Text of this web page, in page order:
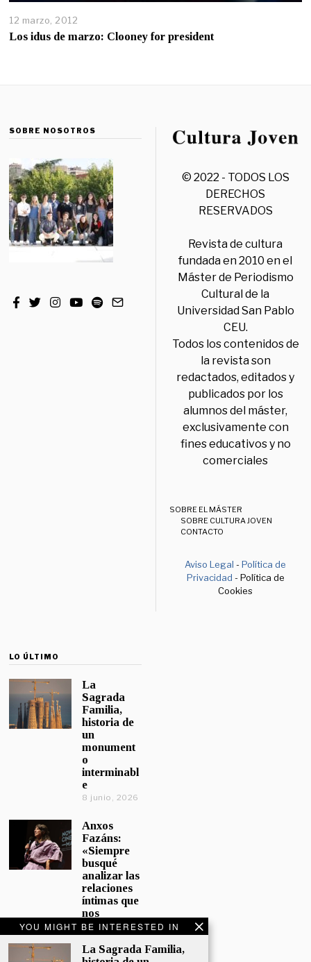
YOU MIGHT BE INTERESTED IN
La Sagrada Familia,
12 marzo, 2012
Los idus de marzo: Clooney for president
SOBRE NOSOTROS
© 2022 - TODOS LOS
DERECHOS
RESERVADOS
Revista de cultura
fundada en 2010 en el
Máster de Periodismo
Cultural de la
Universidad San Pablo
CEU.
Todos los contenidos de
la revista son
redactados, editados y
publicados por los
alumnos del máster,
exclusivamente con
fines educativos y no
comerciales
SOBRE EL MÁSTER
SOBRE CULTURA JOVEN
CONTACTO
Aviso Legal -Política de
Privacidad - Política de
Cookies
LO ÚLTIMO
La
Sagrada
Familia,
historia de
un
monument
o
interminabl
e
8 junio, 2026
Anxos
Fazáns:
«Siempre
busqué
analizar las
relaciones
íntimas que
nos
afectan»
5 junio, 2026